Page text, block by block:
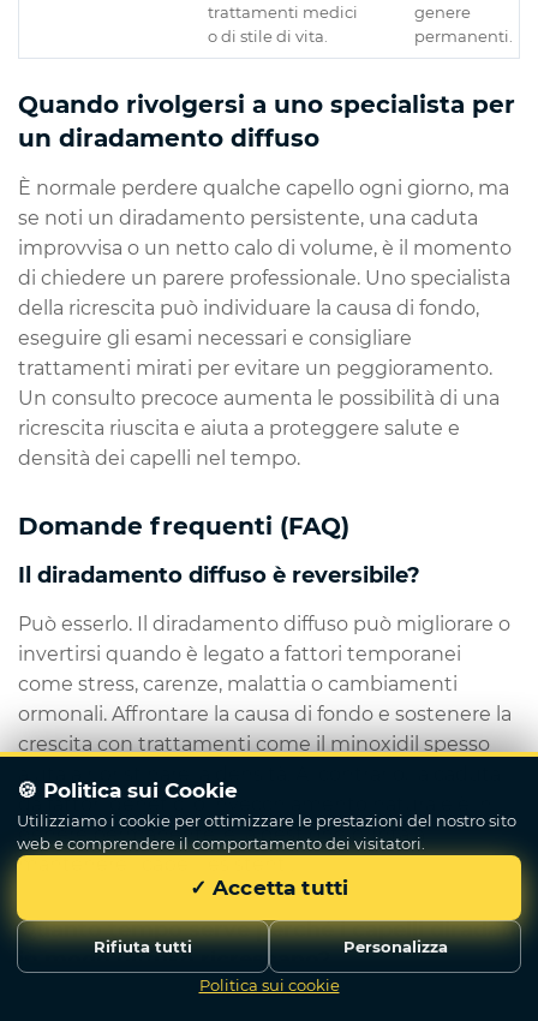
trattamenti medici
o di stile di vita.
genere
permanenti.
Quando rivolgersi a uno specialista per
un diradamento diffuso
È normale perdere qualche capello ogni giorno, ma
se noti un diradamento persistente, una caduta
improvvisa o un netto calo di volume, è il momento
di chiedere un parere professionale. Uno specialista
della ricrescita può individuare la causa di fondo,
eseguire gli esami necessari e consigliare
trattamenti mirati per evitare un peggioramento.
Un consulto precoce aumenta le possibilità di una
ricrescita riuscita e aiuta a proteggere salute e
densità dei capelli nel tempo.
Domande frequenti (FAQ)
Il diradamento diffuso è reversibile?
Può esserlo. Il diradamento diffuso può migliorare o
invertirsi quando è legato a fattori temporanei
come stress, carenze, malattia o cambiamenti
ormonali. Affrontare la causa di fondo e sostenere la
crescita con trattamenti come il minoxidil spesso
da fattori genetici o invecchiamento naturale è in
genere permanente, e la gestione punta a
mantenere i capelli esistenti.
Quanto tempo serve perché i capelli diradati
in modo diffuso ricrescano?
Scrivici
🍪 Politica sui Cookie
Utilizziamo i cookie per ottimizzare le prestazioni del nostro sito
web e comprendere il comportamento dei visitatori.
Politica sui cookie
Rifiuta tutti Personalizza
✓ Accetta tutti